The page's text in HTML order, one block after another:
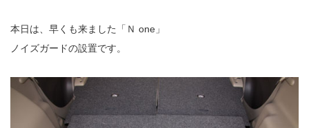
本日は、早くも来ました「Ｎ one」
ノイズガードの設置です。